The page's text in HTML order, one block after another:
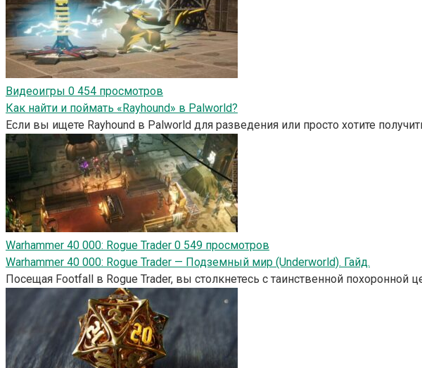
Видеоигры 0 454 просмотров
Как найти и поймать «Rayhound» в Palworld?
Если вы ищете Rayhound в Palworld для разведения или просто хотите
Warhammer 40 000: Rogue Trader 0 549 просмотров
Warhammer 40 000: Rogue Trader — Подземный мир (Underworld). Гайд.
Посещая Footfall в Rogue Trader, вы столкнетесь с таинственной похоронной